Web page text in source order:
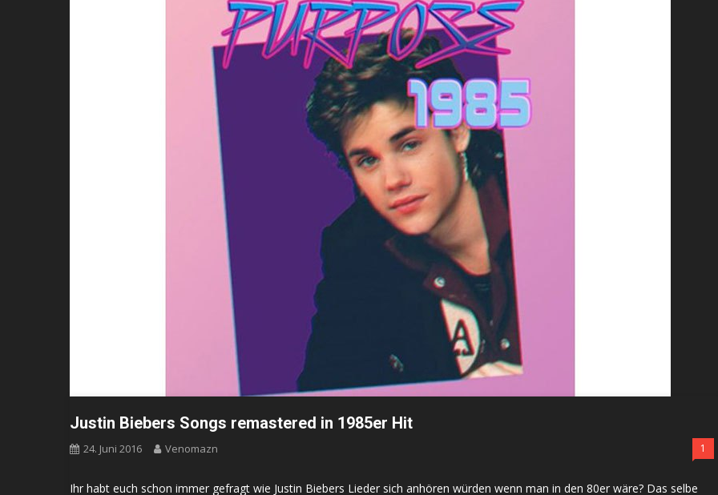
Justin Biebers Songs remastered in 1985er Hit
24. Juni 2016 Venomazn 1
Ihr habt euch schon immer gefragt wie Justin Biebers Lieder sich anhören würden wenn man in den 80er wäre? Das selbe